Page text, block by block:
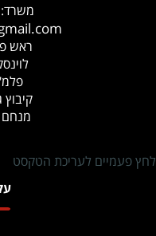
משרד:
ראש פינה
לוינסקי 48,
פלמ"ח 3,
קיבוץ
מנחם
לחץ פעמיים לעריכת הטקסט